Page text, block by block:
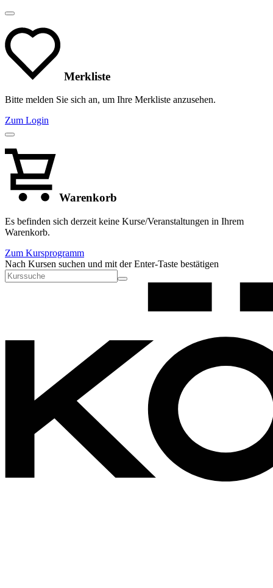
Merkliste
Bitte melden Sie sich an, um Ihre Merkliste anzusehen.
Zum Login
Warenkorb
Es befinden sich derzeit keine Kurse/Veranstaltungen in Ihrem
Warenkorb.
Zum Kursprogramm
Nach Kursen suchen und mit der Enter-Taste bestätigen